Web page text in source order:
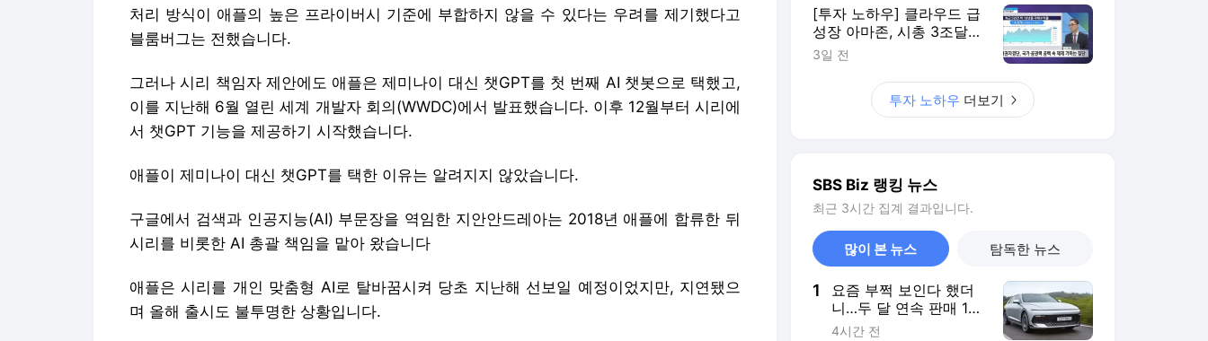
처리 방식이 애플의 높은 프라이버시 기준에 부합하지 않을 수 있다는 우려를 제기했다고
블룸버그는 전했습니다.
그러나 시리 책임자 제안에도 애플은 제미나이 대신 챗GPT를 첫 번째 AI 챗봇으로 택했고,
이를 지난해 6월 열린 세계 개발자 회의(WWDC)에서 발표했습니다. 이후 12월부터 시리에
서 챗GPT 기능을 제공하기 시작했습니다.
애플이 제미나이 대신 챗GPT를 택한 이유는 알려지지 않았습니다.
구글에서 검색과 인공지능(AI) 부문장을 역임한 지안안드레아는 2018년 애플에 합류한 뒤
시리를 비롯한 AI 총괄 책임을 맡아 왔습니다
애플은 시리를 개인 맞춤형 AI로 탈바꿈시켜 당초 지난해 선보일 예정이었지만, 지연됐으
며 올해 출시도 불투명한 상황입니다.
[투자 노하우] 클라우드 급
성장 아마존, 시총 3조달러
클럽 입성
3일 전
투자 노하우 더보기
SBS Biz 랭킹 뉴스
최근 3시간 집계 결과입니다.
많이 본 뉴스 탐독한 뉴스
1
요즘 부쩍 보인다 했더
니…두 달 연속 판매 1위
'이 차'
4시간 전